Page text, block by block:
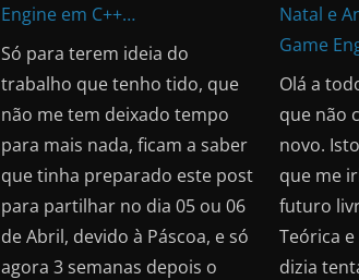
Engine em C++…
Só para terem ideia do
trabalho que tenho tido, que
não me tem deixado tempo
para mais nada, ficam a saber
que tinha preparado este post
para partilhar no dia 05 ou 06
de Abril, devido à Páscoa, e só
agora 3 semanas depois o
Natal e
Game
Olá a
que não
novo.
que me
futuro
Teórica
dizia